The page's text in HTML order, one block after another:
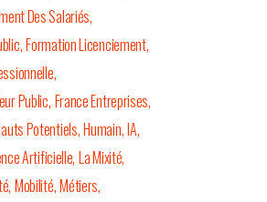
Des Salariés
Formation Licenciement
Public France Entreprises
Potentiels Humain IA
Artificielle La Mixité
Mobilité Métiers